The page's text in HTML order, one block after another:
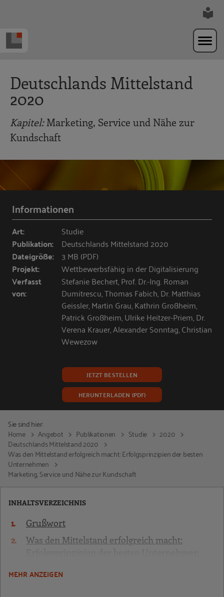
Deutschlands Mittelstand
2020
Kapitel:Marketing, Service und Nähe zur
Kundschaft
Informationen
Art: Studie
Publikation: Deutschlands Mittelstand 2020
Dateigröße: 3 MB (PDF)
Projekt: Wettbewerbsfähig in der Digitalisierung
Verfasst
von:
Stefanie Bechert, Prof. Dr.-Ing. Roman
Dumitrescu, Thomas Fabich, Dr. Matthias
Geissler, Martin Grau, Kathrin Großheim,
Patrick Großheim, Ulrike Heitzer-Priem, Dr.
Verena Krauer, Alexander Sonntag, Christian
Wewezow
JETZT BESTELLEN
HERUNTERLADEN (PDF)
Sie sind hier:
Home
Angebot Publikationen Studie
2020
Deutschlands Mittelstand 2020
Was den Mittelstand erfolgreich macht: Erfolgsprinzipien der besten
Unternehmen
Marketing, Service und Nähe zur Kundschaft
INHALTSVERZEICHNIS
Grußwort
Was den Mittelstand erfolgreich macht:
Einführung und Methodik
MEHR ANZEIGEN